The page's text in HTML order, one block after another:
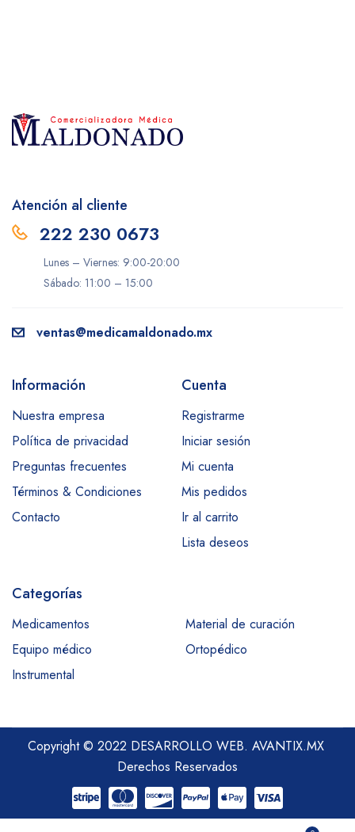
Atención al cliente
222 230 0673
Lunes – Viernes: 9:00-20:00
Sábado: 11:00 – 15:00
ventas@medicamaldonado.mx
Información
Nuestra empresa
Política de privacidad
Preguntas frecuentes
Términos & Condiciones
Contacto
Cuenta
Registrarme
Iniciar sesión
Mi cuenta
Mis pedidos
Ir al carrito
Lista deseos
Categorías
Medicamentos
Material de curación
Equipo médico
Ortopédico
Instrumental
Copyright © 2022 DESARROLLO WEB. AVANTIX.MX
Derechos Reservados